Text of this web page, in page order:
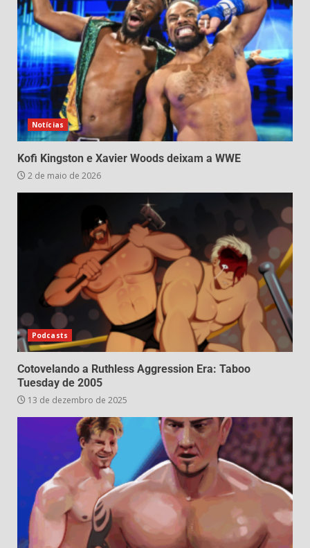
Notícias
Kofi Kingston e Xavier Woods deixam a WWE
2 de maio de 2026
Podcasts
Cotovelando a Ruthless Aggression Era: Taboo
Tuesday de 2005
13 de dezembro de 2025